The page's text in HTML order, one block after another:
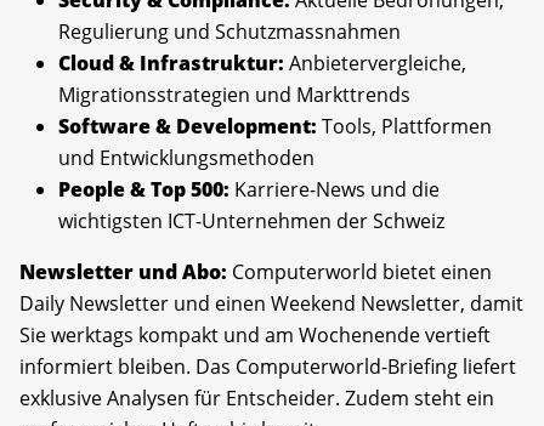
Regulierung und Schutzmassnahmen
Cloud & Infrastruktur: Anbietervergleiche,
Migrationsstrategien und Markttrends
Software & Development: Tools, Plattformen
und Entwicklungsmethoden
People & Top 500: Karriere-News und die
wichtigsten ICT-Unternehmen der Schweiz
Newsletter und Abo: Computerworld bietet einen
Daily Newsletter und einen Weekend Newsletter, damit
Sie werktags kompakt und am Wochenende vertieft
informiert bleiben. Das Computerworld-Briefing liefert
exklusive Analysen für Entscheider. Zudem steht ein